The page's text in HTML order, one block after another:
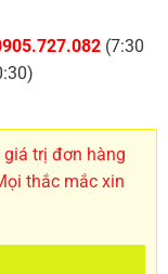
(7:30
trị đơn hàng
thắc mắc xin